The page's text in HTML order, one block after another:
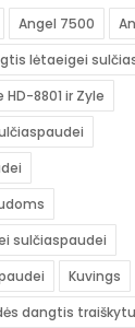
Angel 7500
lėtaeigei
8801 ir Zyle
sulčiaspaudei
Kuvings
dangtis